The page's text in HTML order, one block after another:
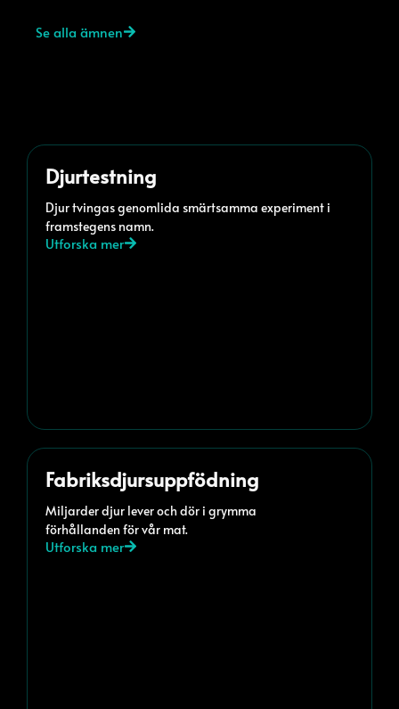
Se alla ämnen
Djurtestning
Djur tvingas genomlida smärtsamma experiment i
framstegens namn.
Utforska mer
Fabriksdjursuppfödning
Miljarder djur lever och dör i grymma
förhållanden för vår mat.
Utforska mer